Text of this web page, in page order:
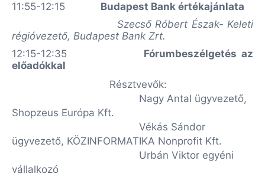
11:55-12:15
Budapest Bank értékajánlata
Szecső Róbert Észak- Keleti
régióvezető, Budapest Bank Zrt.
12:15-12:35
Fórumbeszélgetés az
előadókkal
Résztvevők:
Nagy Antal ügyvezető,
Shopzeus Európa Kft.
Vékás Sándor
ügyvezető, KÖZINFORMATIKA Nonprofit Kft.
Urbán Viktor egyéni
vállalkozó